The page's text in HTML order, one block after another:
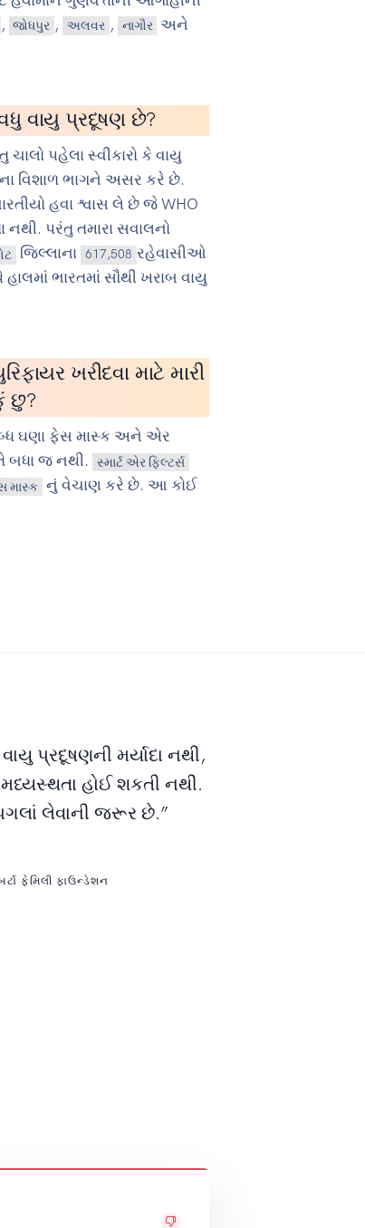
, જોધપુર , અલવર , નાગૌર અને
વાયુ પ્રદૂષણ છે?
પહેલા સ્વીકારો કે વાયુ
વિશાળ ભાગને અસર કરે છે.
હવા શ્વાસ લે છે જે WHO
નથી. પરંતુ તમારા સવાલનો
જિલ્લાના 617,508 રહેવાસીઓ
ભારતમાં સૌથી ખરાબ વાયુ
ખરીદવા માટે મારી
છુ?
ઘણા ફેસ માસ્ક અને એર
બધા જ નથી.
સ્માર્ટ એર ફિલ્ટર્સ
માસ્ક નું વેચાણ કરે છે. આ કોઈ
પ્રદૂષણની મર્યાદા નથી,
હોઈ શકતી નથી.
લેવાની જરૂર છે.”
ફેમિલી ફાઉન્ડેશન